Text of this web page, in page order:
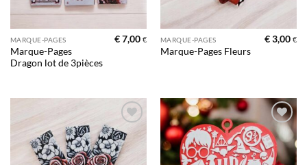
MARQUE-PAGES
Marque-Pages
Dragon lot de 3pièces
€7,00 € MARQUE-PAGES
Marque-Pages Fleurs
€3,00 €
Ajouter
à la liste
d’envies
Ajouter
à la liste
d’envies